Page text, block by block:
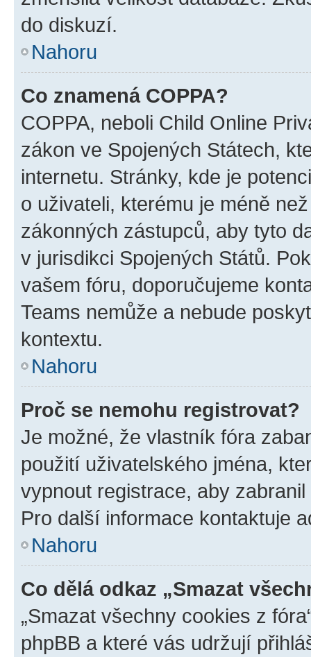
do diskuzí.
Nahoru
Co znamená COPPA?
COPPA, neboli Child Online
zákon ve Spojených Státech,
internetu. Stránky, kde je
o uživateli, kterému je méně
zákonných zástupců, aby tyto
v jurisdikci Spojených Států.
vašem fóru, doporučujeme
Teams nemůže a nebude
kontextu.
Nahoru
Proč se nemohu registrovat?
Je možné, že vlastník fóra
použití uživatelského jména,
vypnout registrace, aby
Pro další informace kontaktuje
Nahoru
Co dělá odkaz „Smazat
„Smazat všechny cookies z
phpBB a které vás udržují